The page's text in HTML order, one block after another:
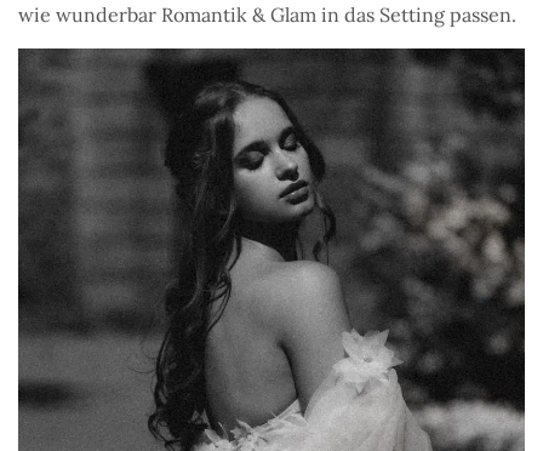
wie wunderbar Romantik & Glam in das Setting passen.